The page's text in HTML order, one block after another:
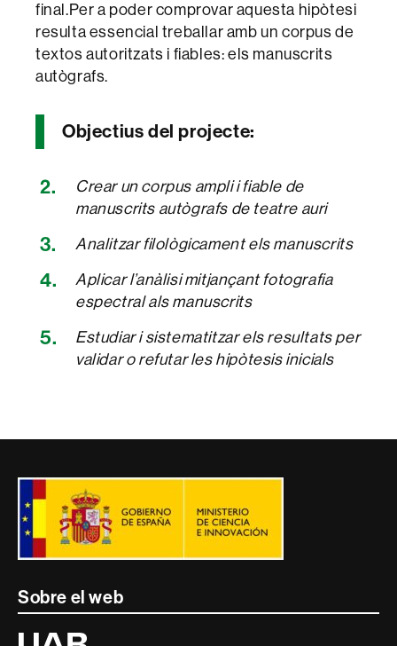
final.Per a poder comprovar aquesta hipòtesi
resulta essencial treballar amb un corpus de
textos autoritzats i fiables: els manuscrits
autògrafs.
Objectius del projecte:
Crear un corpus ampli i fiable de
manuscrits autògrafs de teatre auri
Analitzar filològicament els manuscrits
Aplicar l’anàlisi mitjançant fotografia
espectral als manuscrits
Estudiar i sistematitzar els resultats per
validar o refutar les hipòtesis inicials
Contacte
informació
legal
Sobre el web
Universitat